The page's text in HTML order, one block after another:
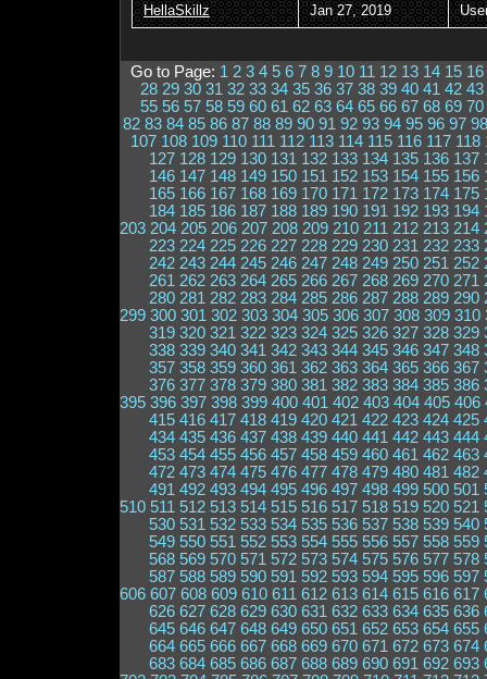
HellaSkillz Jan 27, 2019
Go to Page: 1 2 3 4 5 6 7 8 9 10 11 12 13 14 15 16
28 29 30 31 32 33 34 35 36 37 38 39 40 41 42 43
55 56 57 58 59 60 61 62 63 64 65 66 67 68 69 70
82 83 84 85 86 87 88 89 90 91 92 93 94 95 96 97 98
107 108 109 110 111 112 113 114 115 116 117 118
127 128 129 130 131 132 133 134 135 136 137
146 147 148 149 150 151 152 153 154 155 156
165 166 167 168 169 170 171 172 173 174 175
184 185 186 187 188 189 190 191 192 193 194
203 204 205 206 207 208 209 210 211 212 213 214
223 224 225 226 227 228 229 230 231 232 233
242 243 244 245 246 247 248 249 250 251 252
261 262 263 264 265 266 267 268 269 270 271
280 281 282 283 284 285 286 287 288 289 290
299 300 301 302 303 304 305 306 307 308 309 310
319 320 321 322 323 324 325 326 327 328 329
338 339 340 341 342 343 344 345 346 347 348
357 358 359 360 361 362 363 364 365 366 367
376 377 378 379 380 381 382 383 384 385 386
395 396 397 398 399 400 401 402 403 404 405 406
415 416 417 418 419 420 421 422 423 424 425
434 435 436 437 438 439 440 441 442 443 444
453 454 455 456 457 458 459 460 461 462 463
472 473 474 475 476 477 478 479 480 481 482
491 492 493 494 495 496 497 498 499 500 501
510 511 512 513 514 515 516 517 518 519 520 521
530 531 532 533 534 535 536 537 538 539 540
549 550 551 552 553 554 555 556 557 558 559
568 569 570 571 572 573 574 575 576 577 578
587 588 589 590 591 592 593 594 595 596 597
606 607 608 609 610 611 612 613 614 615 616 617
626 627 628 629 630 631 632 633 634 635 636
645 646 647 648 649 650 651 652 653 654 655
664 665 666 667 668 669 670 671 672 673 674
683 684 685 686 687 688 689 690 691 692 693